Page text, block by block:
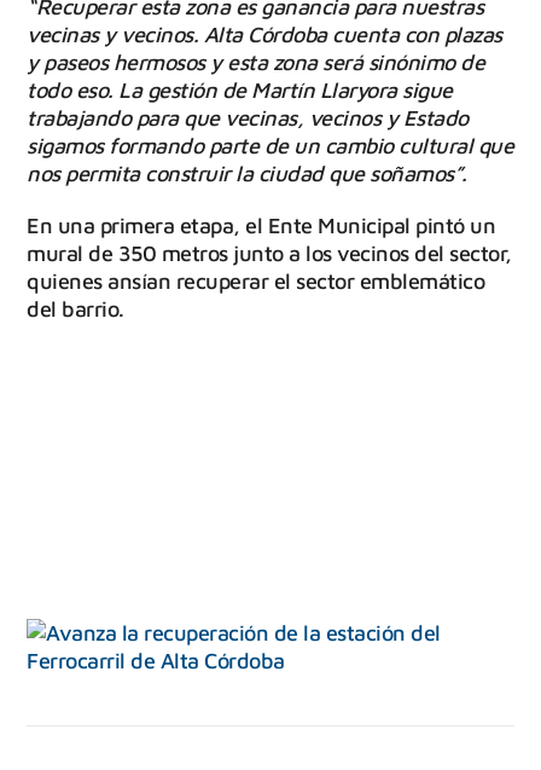
“Recuperar esta zona es ganancia para nuestras
vecinas y vecinos. Alta Córdoba cuenta con plazas
y paseos hermosos y esta zona será sinónimo de
todo eso. La gestión de Martín Llaryora sigue
trabajando para que vecinas, vecinos y Estado
sigamos formando parte de un cambio cultural que
nos permita construir la ciudad que soñamos”.
En una primera etapa, el Ente Municipal pintó un
mural de 350 metros junto a los vecinos del sector,
quienes ansían recuperar el sector emblemático
del barrio.